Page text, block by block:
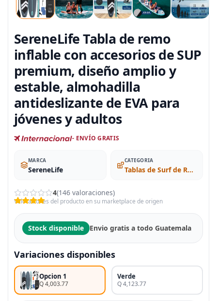
SereneLife Tabla de remo
inflable con accesorios de SUP
premium, diseño amplio y
estable, almohadilla
antideslizante de EVA para
jóvenes y adultos
- ENVÍO GRATIS
MARCA
SereneLife
CATEGORIA
Tablas de Surf de Remo
4(146 valoraciones)
Valoraciones del producto en su marketplace de origen
Stock disponible Envio gratis a todo Guatemala
Variaciones disponibles
Opcion 1
Q 4,003.77
Verde
Q 4,123.77